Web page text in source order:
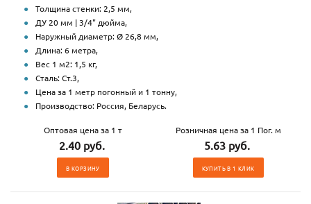
Толщина стенки: 2,5 мм,
ДУ 20 мм | 3/4" дюйма,
Наружный диаметр: Ø 26,8 мм,
Длина: 6 метра,
Вес 1 м2: 1,5 кг,
Сталь: Ст.3,
Цена за 1 метр погонный и 1 тонну,
Производство: Россия, Беларусь.
Оптовая цена за 1 т
2.40 руб.
В КОРЗИНУ
Розничная цена за 1 Пог. м
5.63 руб.
КУПИТЬ В 1 КЛИК